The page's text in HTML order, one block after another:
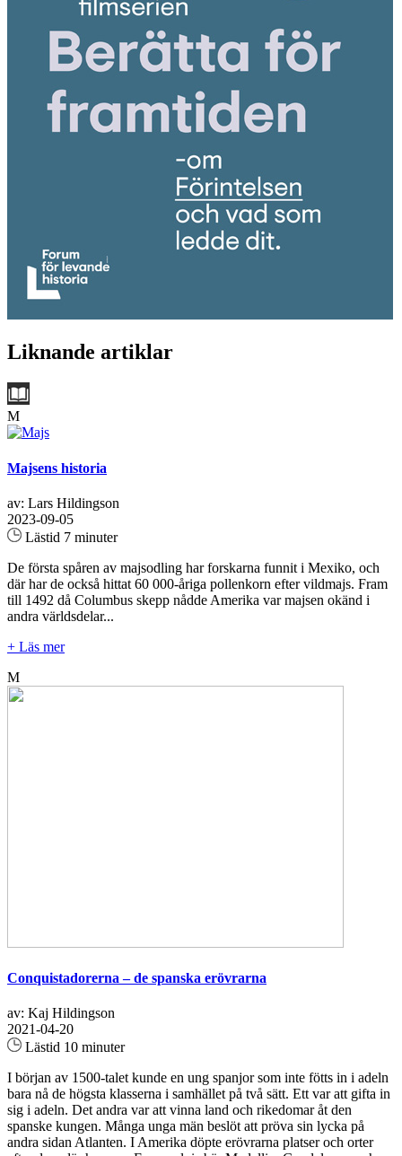
Liknande artiklar
M
Majsens historia
av: Lars Hildingson
2023-09-05
Lästid 7 minuter
De första spåren av majsodling har forskarna funnit i Mexiko, och
där har de också hittat 60 000-åriga pollenkorn efter vildmajs. Fram
till 1492 då Columbus skepp nådde Amerika var majsen okänd i
andra världsdelar...
+ Läs mer
M
Conquistadorerna – de spanska erövrarna
av: Kaj Hildingson
2021-04-20
Lästid 10 minuter
I början av 1500-talet kunde en ung spanjor som inte fötts in i adeln
bara nå de högsta klasserna i samhället på två sätt. Ett var att gifta in
sig i adeln. Det andra var att vinna land och rikedomar åt den
spanske kungen. Många unga män beslöt att pröva sin lycka på
andra sidan Atlanten. I Amerika döpte erövrarna platser och orter